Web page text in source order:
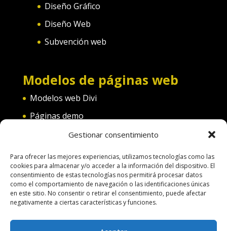
Gestionar consentimiento
Para ofrecer las mejores experiencias, utilizamos tecnologías como las
cookies para almacenar y/o acceder a la información del dispositivo. El
consentimiento de estas tecnologías nos permitirá procesar datos
como el comportamiento de navegación o las identificaciones únicas
en este sitio. No consentir o retirar el consentimiento, puede afectar
negativamente a ciertas características y funciones.
Diseño Gráfico
Diseño Web
Subvención web
Modelos de páginas web
Modelos web Divi
Páginas demo
Web convento
Web diferentes categorías
Terminos de uso Política de Cookies